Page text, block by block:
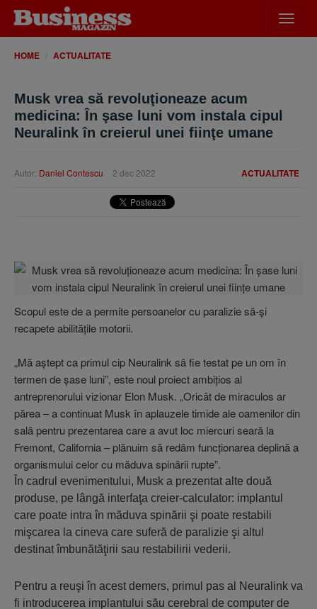
meniu
HOME ACTUALITATE
Musk vrea să revoluţioneaze acum
medicina: În şase luni vom instala cipul
Neuralink în creierul unei fiinţe umane
ACTUALITATE
Autor: Daniel Contescu 2 dec 2022
Scopul este de a permite persoanelor cu paralizie să-şi
recapete abilităţile motorii.
„Mă aştept ca primul cip Neuralink să fie testat pe un om în
termen de şase luni”, este noul proiect ambiţios al
antreprenorului vizionar Elon Musk. „Oricât de miraculos ar
părea – a continuat Musk în aplauzele timide ale oamenilor din
sală pentru prezentarea care a avut loc miercuri seară la
Fremont, California – plănuim să redăm funcţionarea deplină a
organismului celor cu măduva spinării rupte”.
În cadrul evenimentului, Musk a prezentat alte două
produse, pe lângă interfaţa creier-calculator: implantul
care poate intra în măduva spinării şi poate restabili
mişcarea la cineva care suferă de paralizie şi altul
destinat îmbunătăţirii sau restabilirii vederii.
Pentru a reuşi în acest demers, primul pas al Neuralink va
fi introducerea implantului său cerebral de computer de